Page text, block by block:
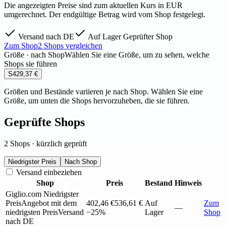
Die angezeigten Preise sind zum aktuellen Kurs in EUR
umgerechnet. Der endgültige Betrag wird vom Shop festgelegt.
Versand nach DE Auf LagerGeprüfter Shop
Zum Shop2 Shops vergleichen
Größe · nach ShopWählen Sie eine Größe, um zu sehen, welche
Shops sie führen
S429,37 €
Größen und Bestände variieren je nach Shop. Wählen Sie eine
Größe, um unten die Shops hervorzuheben, die sie führen.
Geprüfte Shops
2 Shops · kürzlich geprüft
Niedrigster Preis Nach Shop
Versand einbeziehen
Shop
Preis Bestand Hinweis
Giglio.com Niedrigster
PreisAngebot mit dem
niedrigsten PreisVersand
nach DE
402,46 €536,61 €
−25%
Auf
Lager
—
Zum
Shop